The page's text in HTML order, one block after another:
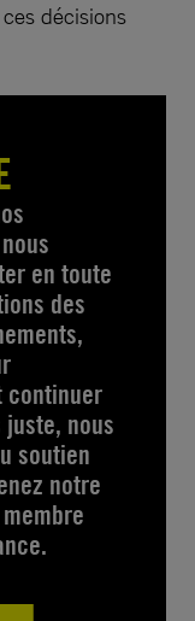
décisions
en toute
des
continuer
nous
soutien
notre